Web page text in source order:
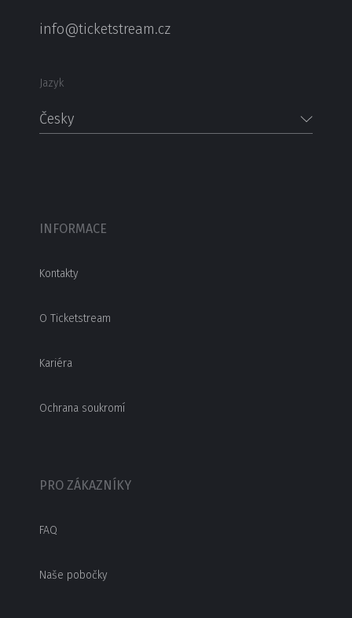
info@ticketstream.cz
Jazyk
Česky
INFORMACE
Kontakty
O Ticketstream
Kariéra
Ochrana soukromí
PRO ZÁKAZNÍKY
FAQ
Naše pobočky